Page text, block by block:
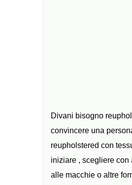
Divani bisogno
convincere una
reupholstered con
iniziare , scegliere con
alle macchie o altre